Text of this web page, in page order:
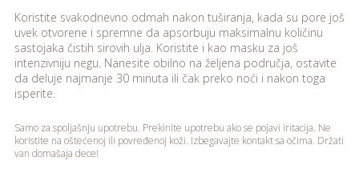
Koristite svakodnevno odmah nakon tuširanja, kada su pore još
uvek otvorene i spremne da apsorbuju maksimalnu količinu
sastojaka čistih sirovih ulja. Koristite i kao masku za još
intenzivniju negu. Nanesite obilno na željena područja, ostavite
da deluje najmanje 30 minuta ili čak preko noći i nakon toga
isperite.
Samo za spoljašnju upotrebu. Prekinite upotrebu ako se pojavi iritacija. Ne
koristite na oštećenoj ili povređenoj koži. Izbegavajte kontakt sa očima. Držati
van domašaja dece!